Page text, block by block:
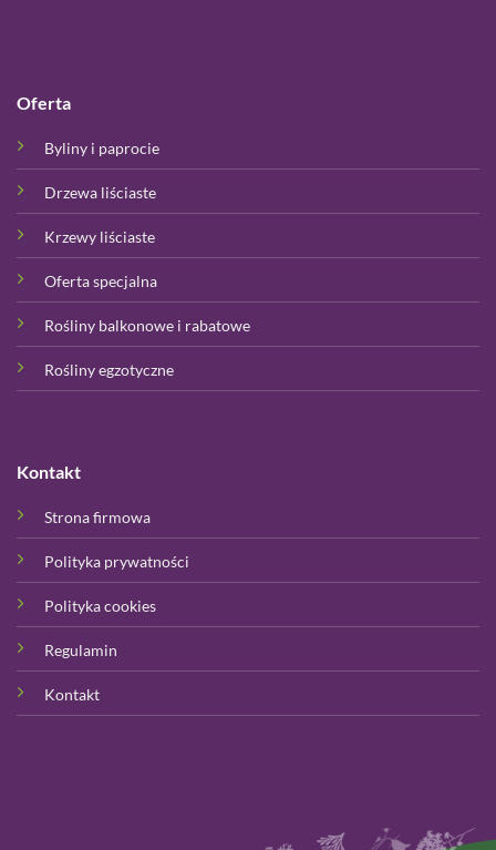
Oferta
Byliny i paprocie
Drzewa liściaste
Krzewy liściaste
Oferta specjalna
Rośliny balkonowe i rabatowe
Rośliny egzotyczne
Kontakt
Strona firmowa
Polityka prywatności
Polityka cookies
Regulamin
Kontakt